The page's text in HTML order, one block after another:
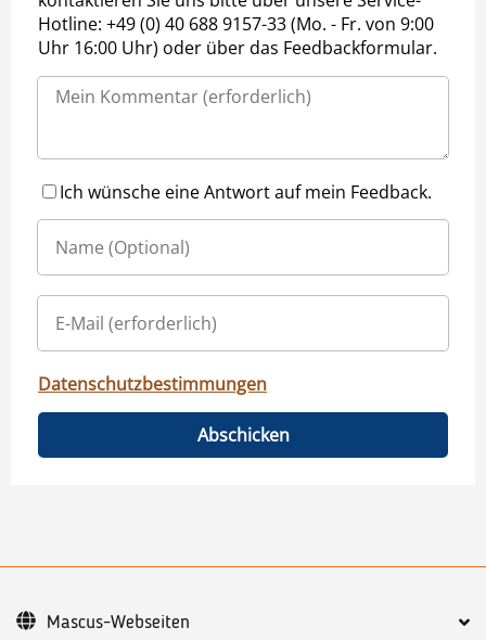
Hotline: +49 (0) 40 688 9157-33 (Mo. - Fr. von 9:00
Uhr 16:00 Uhr) oder über das Feedbackformular.
Ich wünsche eine Antwort auf mein Feedback.
Datenschutzbestimmungen
Abschicken
Mascus-Webseiten